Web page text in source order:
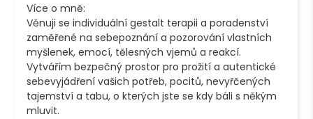
Více o mně:
Věnuji se individuální gestalt terapii a poradenství
zaměřené na sebepoznání a pozorování vlastních
myšlenek, emocí, tělesných vjemů a reakcí.
Vytvářím bezpečný prostor pro prožití a autentické
sebevyjádření vašich potřeb, pocitů, nevyřčených
tajemství a tabu, o kterých jste se kdy báli s někým
mluvit.